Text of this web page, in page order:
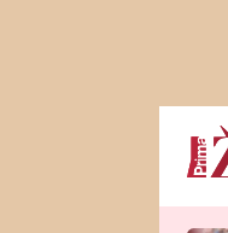
Horoskopy